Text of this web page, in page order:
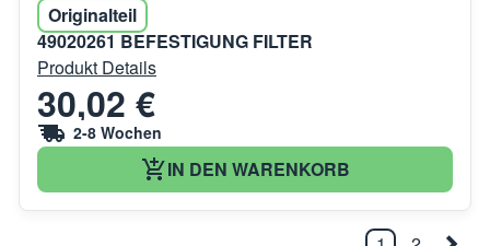
Originalteil
49020261 BEFESTIGUNG FILTER
Produkt Details
30,02 €
2-8 Wochen
IN DEN WARENKORB